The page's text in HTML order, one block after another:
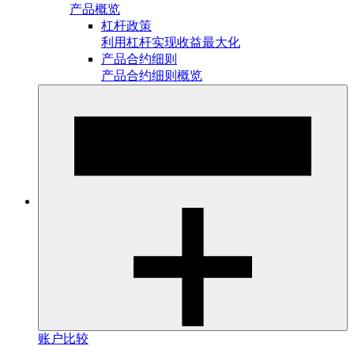
产品概览
杠杆政策
利用杠杆实现收益最大化
产品合约细则
产品合约细则概览
账户比较